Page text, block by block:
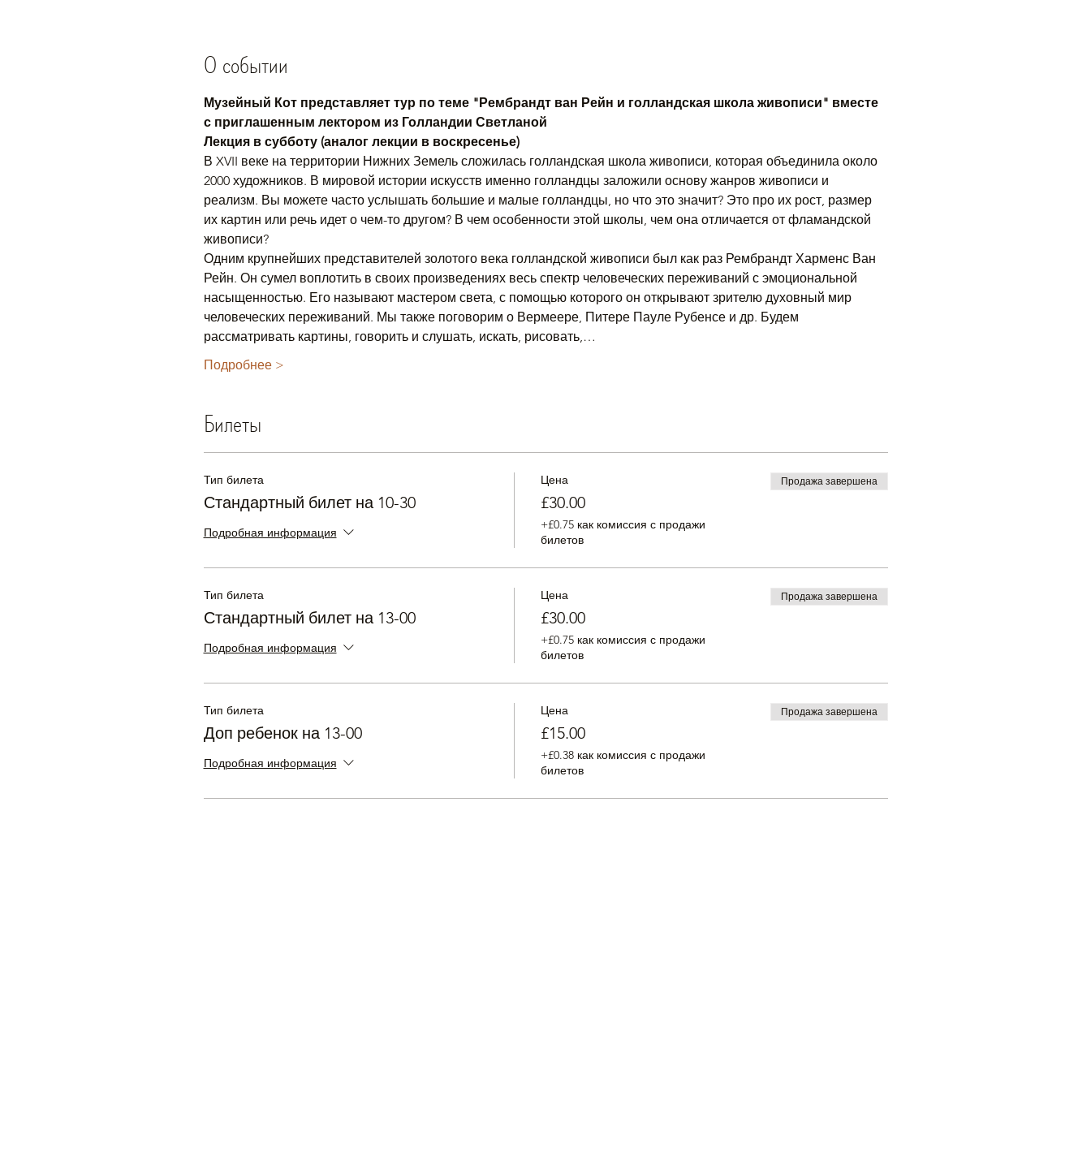
О событии
Музейный Кот представляет тур по теме "Рембрандт ван Рейн и голландская школа живописи" вместе
с приглашенным лектором из Голландии Светланой
Лекция в субботу (аналог лекции в воскресенье)
В XVII веке на территории Нижних Земель сложилась голландская школа живописи, которая объединила около
2000 художников. В мировой истории искусств именно голландцы заложили основу жанров живописи и
реализм. Вы можете часто услышать большие и малые голландцы, но что это значит? Это про их рост, размер
их картин или речь идет о чем-то другом? В чем особенности этой школы, чем она отличается от фламандской
живописи?
Одним крупнейших представителей золотого века голландской живописи был как раз Рембрандт Харменс Ван
Рейн. Он сумел воплотить в своих произведениях весь спектр человеческих переживаний с эмоциональной
насыщенностью. Его называют мастером света, с помощью которого он открывают зрителю духовный мир
человеческих переживаний. Мы также поговорим о Вермеере, Питере Пауле Рубенсе и др. Будем
рассматривать картины, говорить и слушать, искать, рисовать,…
Подробнее >
Билеты
Тип билета
Стандартный билет на 10-30
Подробная информация
Цена
£30.00
+£0.75 как комиссия с продажи
билетов
Продажа завершена
Тип билета
Стандартный билет на 13-00
Подробная информация
Цена
£30.00
+£0.75 как комиссия с продажи
билетов
Продажа завершена
Тип билета
Доп ребенок на 13-00
Подробная информация
Цена
£15.00
+£0.38 как комиссия с продажи
билетов
Продажа завершена